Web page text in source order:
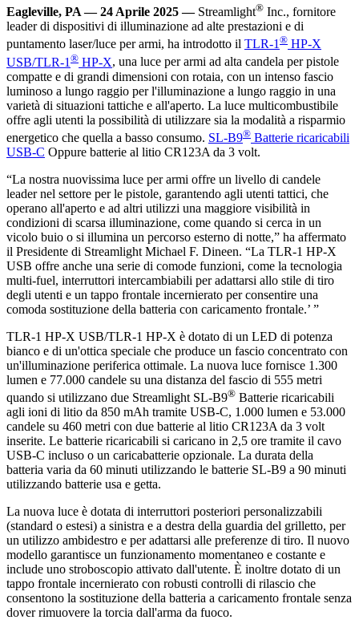
Eagleville, PA — 24 Aprile 2025 — Streamlight® Inc., fornitore
leader di dispositivi di illuminazione ad alte prestazioni e di
puntamento laser/luce per armi, ha introdotto il TLR-1 ® HP-X
USB/TLR-1 ® HP-X, una luce per armi ad alta candela per pistole
compatte e di grandi dimensioni con rotaia, con un intenso fascio
luminoso a lungo raggio per l'illuminazione a lungo raggio in una
varietà di situazioni tattiche e all'aperto. La luce multicombustibile
offre agli utenti la possibilità di utilizzare sia la modalità a risparmio
energetico che quella a basso consumo. SL-B9® Batterie ricaricabili
USB-C Oppure batterie al litio CR123A da 3 volt.
“La nostra nuovissima luce per armi offre un livello di candele
leader nel settore per le pistole, garantendo agli utenti tattici, che
operano all'aperto e ad altri utilizzi una maggiore visibilità in
condizioni di scarsa illuminazione, come quando si cerca in un
vicolo buio o si illumina un percorso esterno di notte,” ha affermato
il Presidente di Streamlight Michael F. Dineen. “La TLR-1 HP-X
USB offre anche una serie di comode funzioni, come la tecnologia
multi-fuel, interruttori intercambiabili per adattarsi allo stile di tiro
degli utenti e un tappo frontale incernierato per consentire una
comoda sostituzione della batteria con caricamento frontale.’ ”
TLR-1 HP-X USB/TLR-1 HP-X è dotato di un LED di potenza
bianco e di un'ottica speciale che produce un fascio concentrato con
un'illuminazione periferica ottimale. La nuova luce fornisce 1.300
lumen e 77.000 candele su una distanza del fascio di 555 metri
quando si utilizzano due Streamlight SL-B9® Batterie ricaricabili
agli ioni di litio da 850 mAh tramite USB-C, 1.000 lumen e 53.000
candele su 460 metri con due batterie al litio CR123A da 3 volt
inserite. Le batterie ricaricabili si caricano in 2,5 ore tramite il cavo
USB-C incluso o un caricabatterie opzionale. La durata della
batteria varia da 60 minuti utilizzando le batterie SL-B9 a 90 minuti
utilizzando batterie usa e getta.
La nuova luce è dotata di interruttori posteriori personalizzabili
(standard o estesi) a sinistra e a destra della guardia del grilletto, per
un utilizzo ambidestro e per adattarsi alle preferenze di tiro. Il nuovo
modello garantisce un funzionamento momentaneo e costante e
include uno stroboscopio attivato dall'utente. È inoltre dotato di un
tappo frontale incernierato con robusti controlli di rilascio che
consentono la sostituzione della batteria a caricamento frontale senza
dover rimuovere la torcia dall'arma da fuoco.